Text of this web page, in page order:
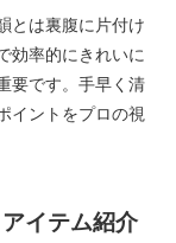
とは裏腹に片付け
効率的にきれいに
要です。手早く清
イントをプロの視
イテム紹介